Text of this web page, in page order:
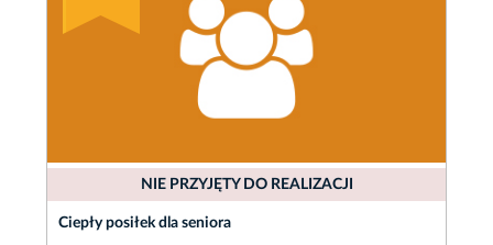
NIE PRZYJĘTY DO REALIZACJI
Ciepły posiłek dla seniora